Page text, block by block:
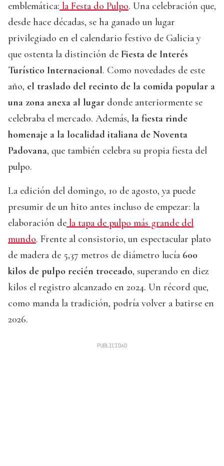
emblemática: la Festa do Pulpo. Una celebración que,
desde hace décadas, se ha ganado un lugar
privilegiado en el calendario festivo de Galicia y
que ostenta la distinción de Fiesta de Interés
Turístico Internacional. Como novedades de este
año, el traslado del recinto de la comida popular a
una zona anexa al lugar donde anteriormente se
celebraba el mercado. Además, la fiesta rinde
homenaje a la localidad italiana de Noventa
Padovana, que también celebra su propia fiesta del
pulpo.
La edición del domingo, 10 de agosto, ya puede
presumir de un hito antes incluso de empezar: la
elaboración de la tapa de pulpo más grande del
mundo. Frente al consistorio, un espectacular plato
de madera de 5,37 metros de diámetro lucía 600
kilos de pulpo recién troceado, superando en diez
kilos el registro alcanzado en 2024. Un récord que,
como manda la tradición, podría volver a batirse en
2026.